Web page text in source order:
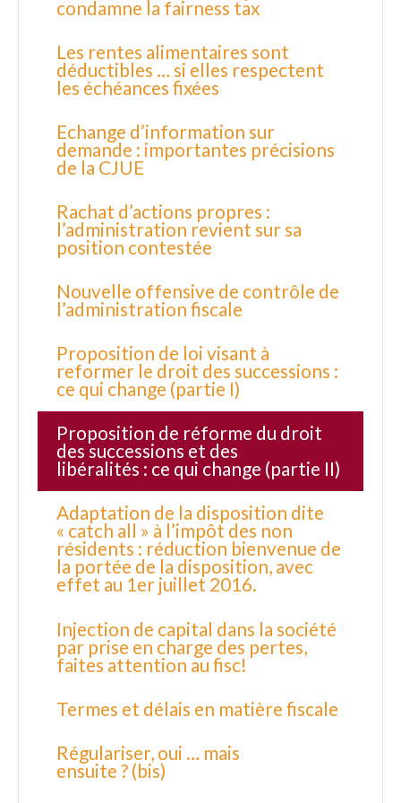
condamne la fairness tax
Les rentes alimentaires sont
déductibles … si elles respectent
les échéances fixées
Echange d’information sur
demande : importantes précisions
de la CJUE
Rachat d’actions propres :
l’administration revient sur sa
position contestée
Nouvelle offensive de contrôle de
l’administration fiscale
Proposition de loi visant à
reformer le droit des successions :
ce qui change (partie I)
Proposition de réforme du droit
des successions et des
libéralités : ce qui change (partie II)
Adaptation de la disposition dite
« catch all » à l’impôt des non
résidents : réduction bienvenue de
la portée de la disposition, avec
effet au 1er juillet 2016.
Injection de capital dans la société
par prise en charge des pertes,
faites attention au fisc!
Termes et délais en matière fiscale
Régulariser, oui … mais
ensuite ? (bis)